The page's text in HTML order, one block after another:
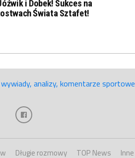
i Dobek! Sukces na
Świata Sztafet!
Długie rozmowy TOP News Inne